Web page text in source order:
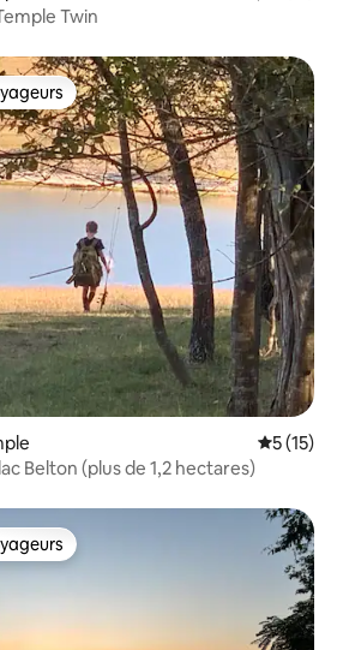
Twin
les plus appréciés
5 (15)
Belton (plus de 1,2 hectares)
les plus appréciés